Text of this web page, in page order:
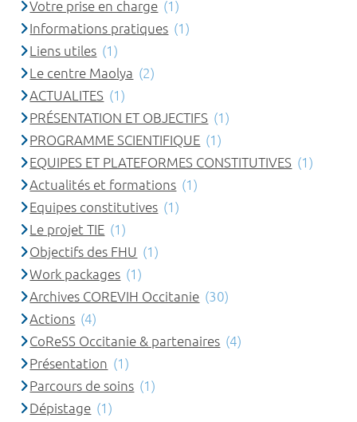
Votre prise en charge (1)
Informations pratiques (1)
Liens utiles (1)
Le centre Maolya (2)
ACTUALITES (1)
PRÉSENTATION ET OBJECTIFS (1)
PROGRAMME SCIENTIFIQUE (1)
EQUIPES ET PLATEFORMES CONSTITUTIVES (1)
Actualités et formations (1)
Equipes constitutives (1)
Le projet TIE (1)
Objectifs des FHU (1)
Work packages (1)
Archives COREVIH Occitanie (30)
Actions (4)
CoReSS Occitanie & partenaires (4)
Présentation (1)
Parcours de soins (1)
Dépistage (1)